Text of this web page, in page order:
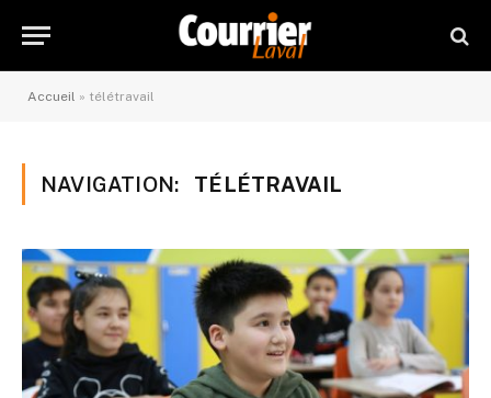
Accueil » télétravail
NAVIGATION: TÉLÉTRAVAIL